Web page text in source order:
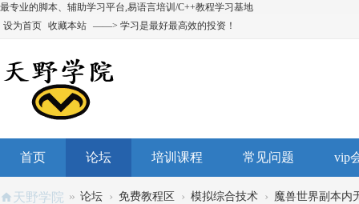
最专业的脚本、辅助学习平台,易语言培训/C++教程学习基地
设为首页 收藏本站 ——> 学习是最好最高效的投资！
首页 论坛 培训课程 常见问题 vip
天野学院 » 论坛 › 免费教程区 › 模拟综合技术 › 魔兽世界副本内